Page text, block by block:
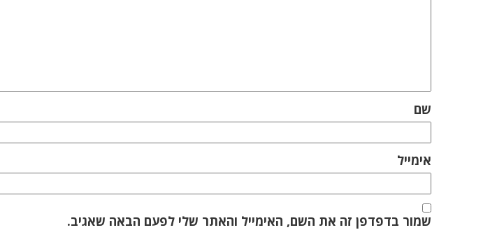
שם
אימייל
שמור בדפדפן זה את השם, האימייל והאתר שלי לפעם הבאה שאגיב.